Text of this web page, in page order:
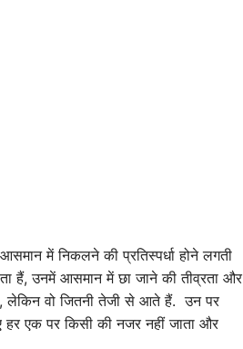
में निकलने की प्रतिस्पर्धा होने लगती
हैं, उनमें आसमान में छा जाने की तीव्रता और
लेकिन वो जितनी तेजी से आते हैं. उन पर
हर एक पर किसी की नजर नहीं जाता और